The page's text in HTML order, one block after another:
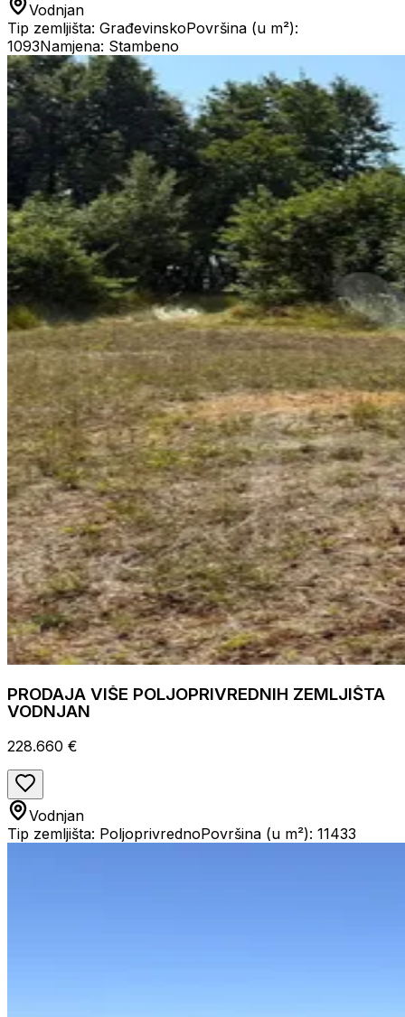
Vodnjan
Tip zemljišta: GrađevinskoPovršina (u m²):
1093Namjena: Stambeno
PRODAJA VIŠE POLJOPRIVREDNIH ZEMLJIŠTA
VODNJAN
228.660 €
Vodnjan
Tip zemljišta: PoljoprivrednoPovršina (u m²): 11433